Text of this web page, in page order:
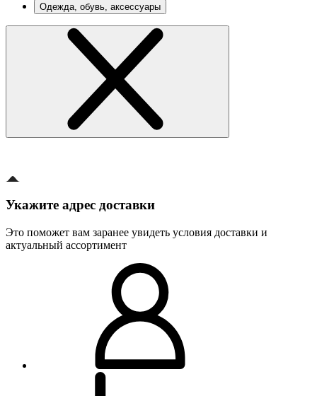
Одежда, обувь, аксессуары
Укажите адрес доставки
Это поможет вам заранее увидеть условия доставки и
актуальный ассортимент